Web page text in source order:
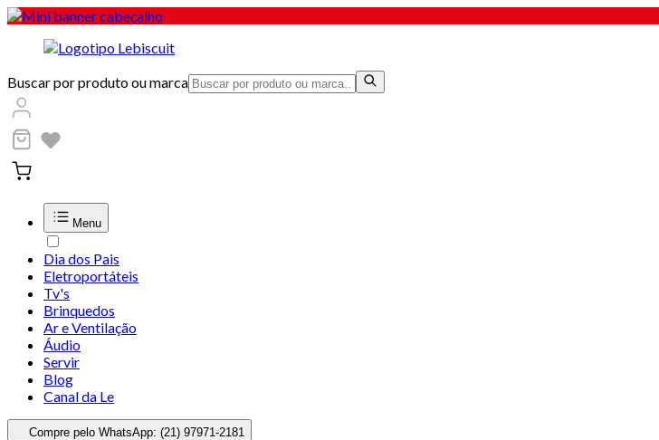
Buscar por produto ou marca
Menu
Dia dos Pais
Eletroportáteis
Tv's
Brinquedos
Ar e Ventilação
Áudio
Servir
Blog
Canal da Le
Compre pelo WhatsApp: (21) 97971-2181